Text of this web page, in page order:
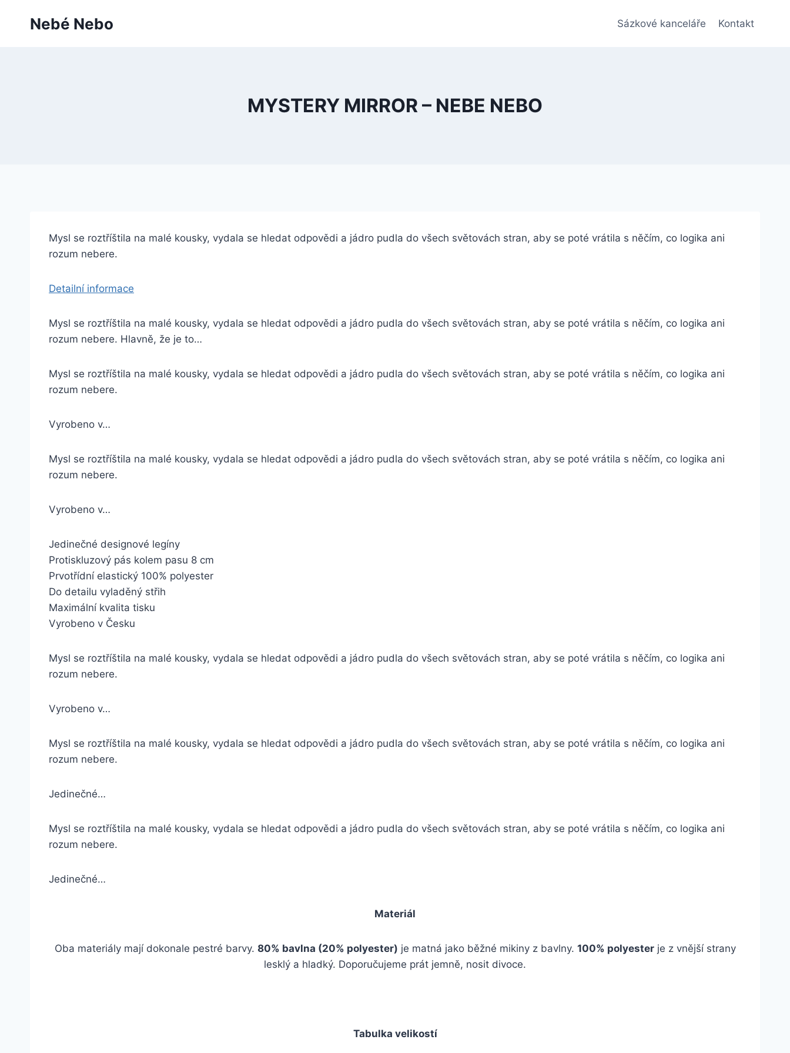
Nebé Nebo Sázkové kanceláře Kontakt
MYSTERY MIRROR – NEBE NEBO
Mysl se roztříštila na malé kousky, vydala se hledat odpovědi a jádro pudla do všech světovách stran, aby se poté vrátila s něčím, co logika ani
rozum nebere.
Detailní informace
Mysl se roztříštila na malé kousky, vydala se hledat odpovědi a jádro pudla do všech světovách stran, aby se poté vrátila s něčím, co logika ani
rozum nebere. Hlavně, že je to…
Mysl se roztříštila na malé kousky, vydala se hledat odpovědi a jádro pudla do všech světovách stran, aby se poté vrátila s něčím, co logika ani
rozum nebere.
Vyrobeno v…
Mysl se roztříštila na malé kousky, vydala se hledat odpovědi a jádro pudla do všech světovách stran, aby se poté vrátila s něčím, co logika ani
rozum nebere.
Vyrobeno v…
Jedinečné designové legíny
Protiskluzový pás kolem pasu 8 cm
Prvotřídní elastický 100% polyester
Do detailu vyladěný střih
Maximální kvalita tisku
Vyrobeno v Česku
Mysl se roztříštila na malé kousky, vydala se hledat odpovědi a jádro pudla do všech světovách stran, aby se poté vrátila s něčím, co logika ani
rozum nebere.
Vyrobeno v…
Mysl se roztříštila na malé kousky, vydala se hledat odpovědi a jádro pudla do všech světovách stran, aby se poté vrátila s něčím, co logika ani
rozum nebere.
Jedinečné…
Mysl se roztříštila na malé kousky, vydala se hledat odpovědi a jádro pudla do všech světovách stran, aby se poté vrátila s něčím, co logika ani
rozum nebere.
Jedinečné…
Materiál
Oba materiály mají dokonale pestré barvy. 80% bavlna (20% polyester) je matná jako běžné mikiny z bavlny. 100% polyesterje z vnější strany
lesklý a hladký. Doporučujeme prát jemně, nosit divoce.
Tabulka velikostí